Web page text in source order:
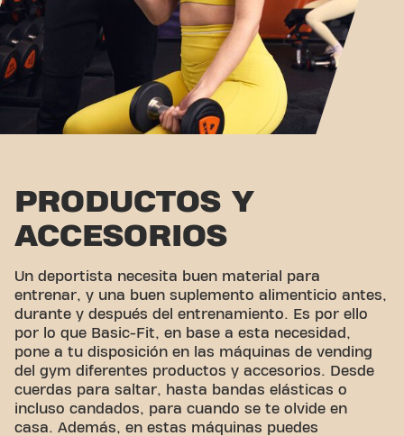
PRODUCTOS Y
ACCESORIOS
Un deportista necesita buen material para
entrenar, y una buen suplemento alimenticio antes,
durante y después del entrenamiento. Es por ello
por lo que Basic-Fit, en base a esta necesidad,
pone a tu disposición en las máquinas de vending
del gym diferentes productos y accesorios. Desde
cuerdas para saltar, hasta bandas elásticas o
incluso candados, para cuando se te olvide en
casa. Además, en estas máquinas puedes